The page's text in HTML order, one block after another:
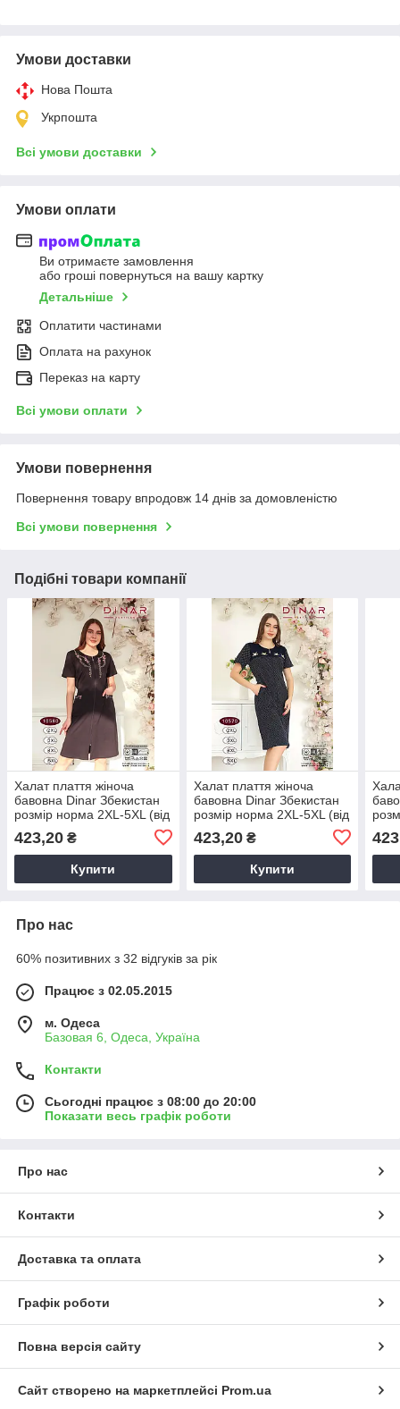
Умови доставки
Нова Пошта
Укрпошта
Всі умови доставки
Умови оплати
Ви отримаєте замовлення
або гроші повернуться на вашу картку
Детальніше
Оплатити частинами
Оплата на рахунок
Переказ на карту
Всі умови оплати
Умови повернення
Повернення товару впродовж 14 днів за домовленістю
Всі умови повернення
Подібні товари компанії
Халат плаття жіноча
бавовна Dinar Збекистан
розмір норма 2XL-5XL (від
423,20 ₴
Купити
Халат плаття жіноча
бавовна Dinar Збекистан
розмір норма 2XL-5XL (від
423,20₴
Купити
Про нас
60% позитивних з 32 відгуків за рік
Працює з 02.05.2015
м. Одеса
Базовая 6, Одеса, Україна
Контакти
Сьогодні працює з 08:00 до 20:00
Показати весь графік роботи
Про нас
Контакти
Доставка та оплата
Графік роботи
Повна версія сайту
Сайт створено на маркетплейсі Prom.ua